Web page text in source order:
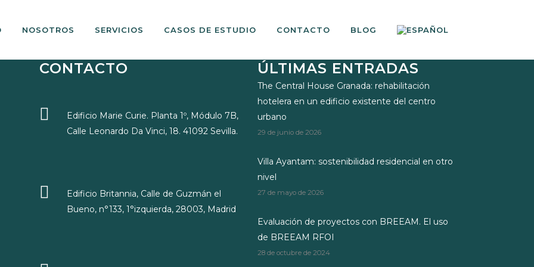
NOSOTROS SERVICIOS CASOS DE ESTUDIO CONTACTO BLOG
CONTACTO
Edificio Marie Curie. Planta 1º, Módulo 7B,
Calle Leonardo Da Vinci, 18. 41092 Sevilla.
Edificio Britannia, Calle de Guzmán el
Bueno, n°133, 1°izquierda, 28003, Madrid
ÚLTIMAS ENTRADAS
The Central House Granada: rehabilitación
hotelera en un edificio existente del centro
urbano
29 de junio de 2026
Villa Ayantam: sostenibilidad residencial en otro
nivel
27 de mayo de 2026
Evaluación de proyectos con BREEAM. El uso
de BREEAM RFOI
28 de octubre de 2024